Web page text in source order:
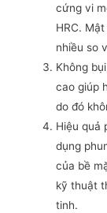
cứng vi
HRC.
nhiều so
Không
cao giúp
do đó
Hiệu quả
dụng
của bề
kỹ thuật
tinh.